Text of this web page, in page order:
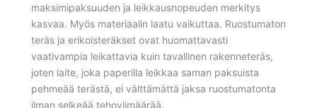
maksimipaksuuden ja leikkausnopeuden merkitys
kasvaa. Myös materiaalin laatu vaikuttaa. Ruostumaton
teräs ja erikoisteräkset ovat huomattavasti
vaativampia leikattavia kuin tavallinen rakenneteräs,
joten laite, joka paperilla leikkaa saman paksuista
pehmeää terästä, ei välttämättä jaksa ruostumatonta
ilman selkeää tehoylimäärää.